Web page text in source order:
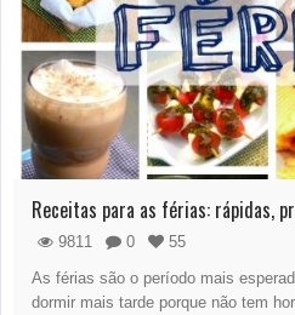
Receitas para as férias: rápidas,
9811 0
55
As férias são o período mais
dormir mais tarde porque não tem